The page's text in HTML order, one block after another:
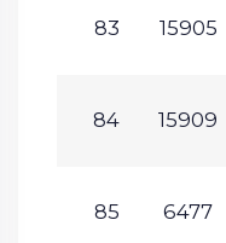
83 15905
84 15909
85 6477